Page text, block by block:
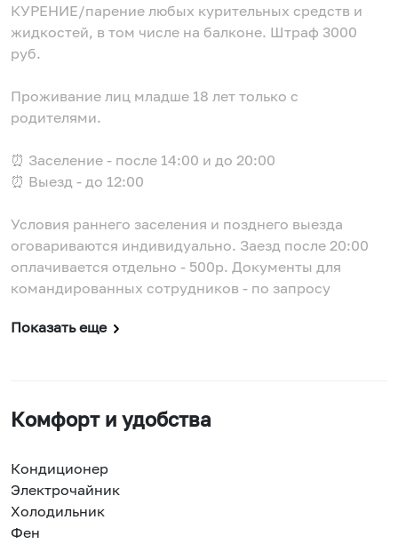
КУРЕНИЕ/парение любых курительных средств и
жидкостей, в том числе на балконе. Штраф 3000
руб.
Проживание лиц младше 18 лет только с
родителями.
⏰ Заселение - после 14:00 и до 20:00
⏰ Выезд - до 12:00
Условия раннего заселения и позднего выезда
оговариваются индивидуально. Заезд после 20:00
оплачивается отдельно - 500р. Документы для
командированных сотрудников - по запросу
Показать еще
Комфорт и удобства
Кондиционер
Электрочайник
Холодильник
Фен